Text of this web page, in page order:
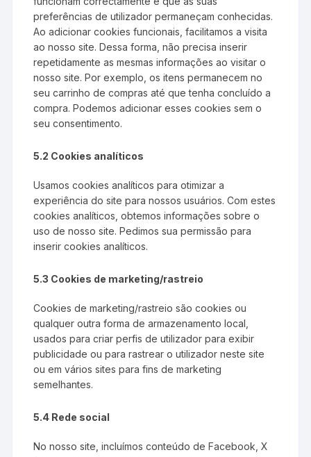
preferências de utilizador permaneçam conhecidas.
Ao adicionar cookies funcionais, facilitamos a visita
ao nosso site. Dessa forma, não precisa inserir
repetidamente as mesmas informações ao visitar o
nosso site. Por exemplo, os itens permanecem no
seu carrinho de compras até que tenha concluído a
compra. Podemos adicionar esses cookies sem o
seu consentimento.
5.2 Cookies analíticos
Usamos cookies analíticos para otimizar a
experiência do site para nossos usuários. Com estes
cookies analíticos, obtemos informações sobre o
uso de nosso site. Pedimos sua permissão para
inserir cookies analíticos.
5.3 Cookies de marketing/rastreio
Cookies de marketing/rastreio são cookies ou
qualquer outra forma de armazenamento local,
usados para criar perfis de utilizador para exibir
publicidade ou para rastrear o utilizador neste site
ou em vários sites para fins de marketing
semelhantes.
5.4 Rede social
No nosso site, incluímos conteúdo de Facebook, X